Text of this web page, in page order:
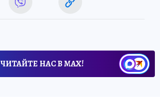
ЧИТАЙТЕ НАС В МАХ!